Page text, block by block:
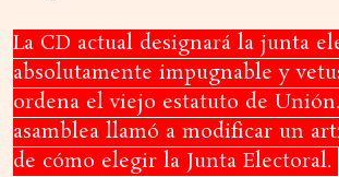
La CD actual designará la junta
absolutamente impugnable y
ordena el viejo estatuto de
asamblea llamó a modificar un
de cómo elegir la Junta Electoral.